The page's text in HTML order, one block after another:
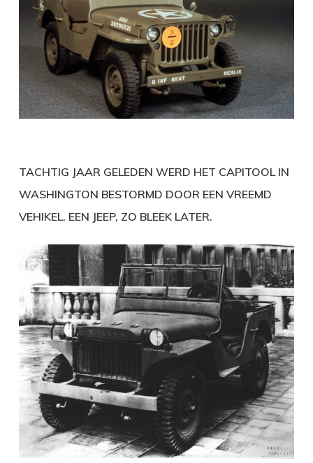
TACHTIG JAAR GELEDEN WERD HET CAPITOOL IN
WASHINGTON BESTORMD DOOR EEN VREEMD
VEHIKEL. EEN JEEP, ZO BLEEK LATER.